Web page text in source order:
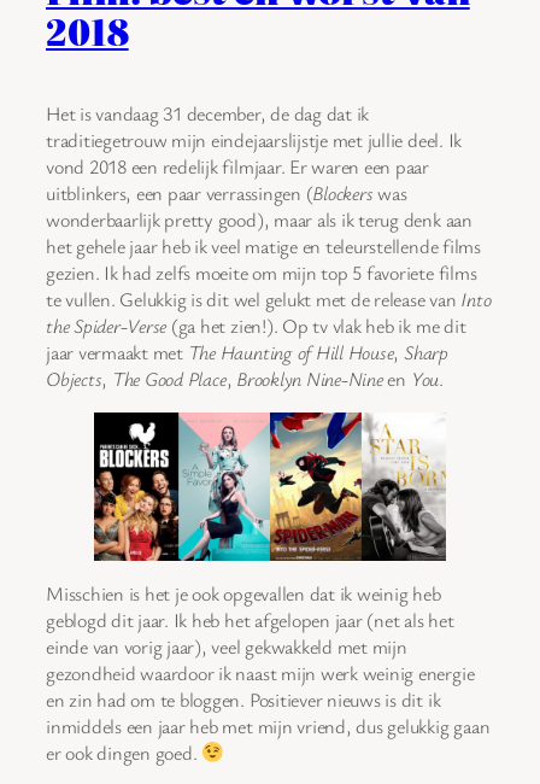
2018
Het is vandaag 31 december, de dag dat ik
traditiegetrouw mijn eindejaarslijstje met jullie deel. Ik
vond 2018 een redelijk filmjaar. Er waren een paar
uitblinkers, een paar verrassingen (Blockerswas
wonderbaarlijk pretty good), maar als ik terug denk aan
het gehele jaar heb ik veel matige en teleurstellende films
gezien. Ik had zelfs moeite om mijn top 5 favoriete films
te vullen. Gelukkig is dit wel gelukt met de release van Into
the Spider-Verse (ga het zien!). Op tv vlak heb ik me dit
jaar vermaakt met The Haunting of Hill House, Sharp
Objects, The Good Place, Brooklyn Nine-Nineen You.
Misschien is het je ook opgevallen dat ik weinig heb
geblogd dit jaar. Ik heb het afgelopen jaar (net als het
einde van vorig jaar), veel gekwakkeld met mijn
gezondheid waardoor ik naast mijn werk weinig energie
en zin had om te bloggen. Positiever nieuws is dit ik
inmiddels een jaar heb met mijn vriend, dus gelukkig gaan
er ook dingen goed.